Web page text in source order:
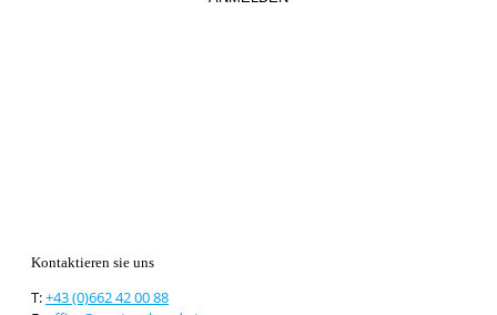
Kontaktieren sie uns
T:+43 (0)662 42 00 88